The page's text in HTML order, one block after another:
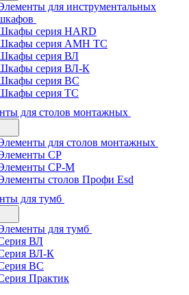
для инструментальных
серия HARD
серия АМН ТС
серия ВЛ
серия ВЛ-К
серия ВС
серия ТС
для столов монтажных
для столов монтажных
СР
СР-М
столов Профи Esd
для тумб
для тумб
ВЛ
ВЛ-К
ВС
Практик